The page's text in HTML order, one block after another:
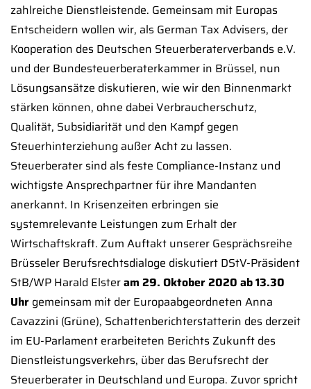
zahlreiche Dienstleistende. Gemeinsam mit Europas
Entscheidern wollen wir, als German Tax Advisers, der
Kooperation des Deutschen Steuerberaterverbands e.V.
und der Bundesteuerberaterkammer in Brüssel, nun
Lösungsansätze diskutieren, wie wir den Binnenmarkt
stärken können, ohne dabei Verbraucherschutz,
Qualität, Subsidiarität und den Kampf gegen
Steuerhinterziehung außer Acht zu lassen.
Steuerberater sind als feste Compliance-Instanz und
wichtigste Ansprechpartner für ihre Mandanten
anerkannt. In Krisenzeiten erbringen sie
systemrelevante Leistungen zum Erhalt der
Wirtschaftskraft. Zum Auftakt unserer Gesprächsreihe
Brüsseler Berufsrechtsdialoge diskutiert DStV-Präsident
StB/WP Harald Elsteram 29. Oktober 2020 ab 13.30
Uhr gemeinsam mit der Europaabgeordneten Anna
Cavazzini (Grüne), Schattenberichterstatterin des derzeit
im EU-Parlament erarbeiteten Berichts Zukunft des
Dienstleistungsverkehrs, über das Berufsrecht der
Steuerberater in Deutschland und Europa. Zuvor spricht